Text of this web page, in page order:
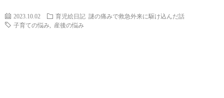
2023.10.02 育児絵日記 謎の痛みで救急外来に駆け込んだ話
子育ての悩み
産後の悩み